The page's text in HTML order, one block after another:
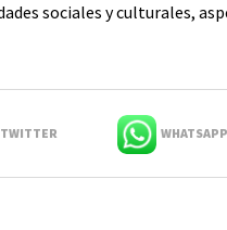
sociales y culturales,
WHATSAPP